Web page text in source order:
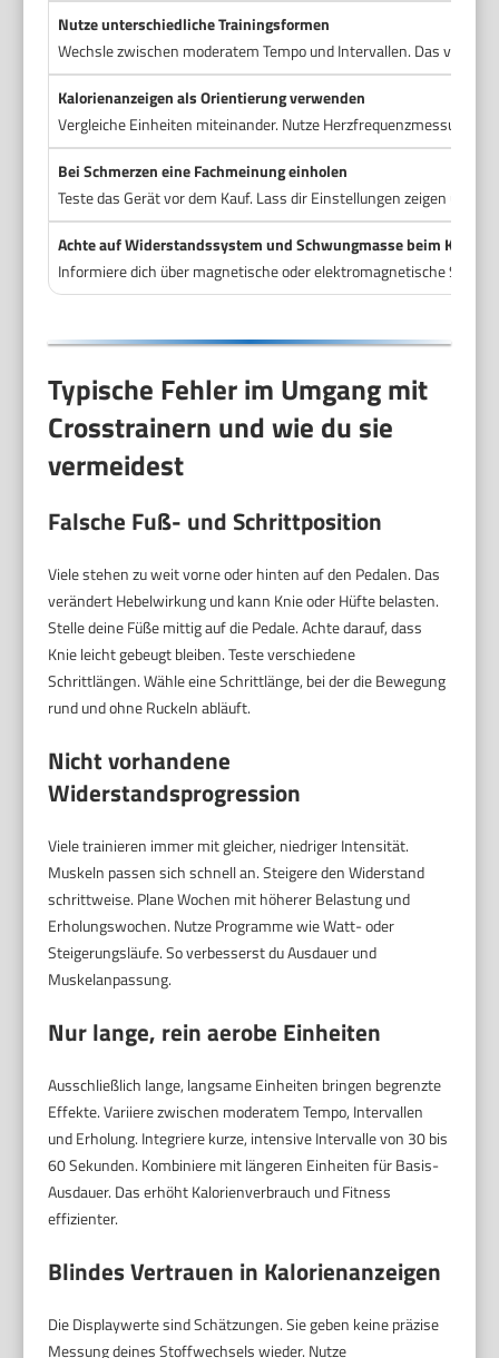
Nutze unterschiedliche Trainingsformen
Wechsle zwischen moderatem Tempo und Intervallen. Das
Kalorienanzeigen als Orientierung verwenden
Vergleiche Einheiten miteinander. Nutze Herzfrequenzmessung
Bei Schmerzen eine Fachmeinung einholen
Teste das Gerät vor dem Kauf. Lass dir Einstellungen zeigen und
Achte auf Widerstandssystem und Schwungmasse beim Kauf
Informiere dich über magnetische oder elektromagnetische
Typische Fehler im Umgang mit
Crosstrainern und wie du sie
vermeidest
Falsche Fuß- und Schrittposition
Viele stehen zu weit vorne oder hinten auf den Pedalen. Das
verändert Hebelwirkung und kann Knie oder Hüfte belasten.
Stelle deine Füße mittig auf die Pedale. Achte darauf, dass
Knie leicht gebeugt bleiben. Teste verschiedene
Schrittlängen. Wähle eine Schrittlänge, bei der die Bewegung
rund und ohne Ruckeln abläuft.
Nicht vorhandene
Widerstandsprogression
Viele trainieren immer mit gleicher, niedriger Intensität.
Muskeln passen sich schnell an. Steigere den Widerstand
schrittweise. Plane Wochen mit höherer Belastung und
Erholungswochen. Nutze Programme wie Watt- oder
Steigerungsläufe. So verbesserst du Ausdauer und
Muskelanpassung.
Nur lange, rein aerobe Einheiten
Ausschließlich lange, langsame Einheiten bringen begrenzte
Effekte. Variiere zwischen moderatem Tempo, Intervallen
und Erholung. Integriere kurze, intensive Intervalle von 30 bis
60 Sekunden. Kombiniere mit längeren Einheiten für Basis-
Ausdauer. Das erhöht Kalorienverbrauch und Fitness
effizienter.
Blindes Vertrauen in Kalorienanzeigen
Die Displaywerte sind Schätzungen. Sie geben keine präzise
Messung deines Stoffwechsels wieder. Nutze